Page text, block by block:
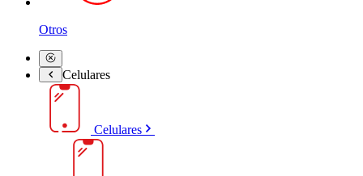
Otros
Celulares
Celulares